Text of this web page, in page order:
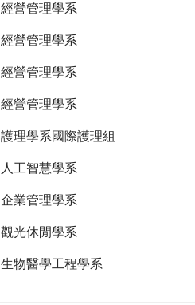
經營管理學系
經營管理學系
經營管理學系
經營管理學系
護理學系國際護理組
人工智慧學系
企業管理學系
觀光休閒學系
生物醫學工程學系